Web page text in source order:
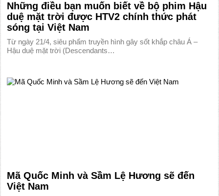
Những điều bạn muốn biết về bộ phim Hậu
duệ mặt trời được HTV2 chính thức phát
sóng tại Việt Nam
Từ ngày 21/4, siêu phẩm truyền hình gây sốt khắp châu Á –
Hậu duệ mặt trời (Descendants…
Mã Quốc Minh và Sầm Lệ Hương sẽ đến
Việt Nam